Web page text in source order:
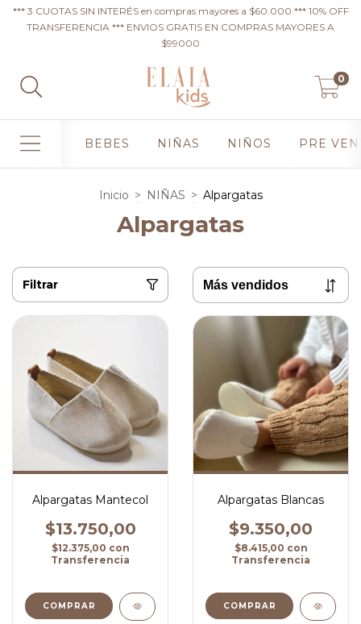
*** 3 CUOTAS SIN INTERÉS en compras mayores a $60.000 *** 10% OFF
TRANSFERENCIA *** ENVIOS GRATIS EN COMPRAS MAYORES A
$99000
0
BEBES NIÑAS NIÑOS PRE
Inicio > NIÑAS > Alpargatas
Alpargatas
Filtrar
Alpargatas Mantecol
$13.750,00
$12.375,00 con
Transferencia
COMPRAR
Alpargatas Blancas
$9.350,00
$8.415,00 con
Transferencia
COMPRAR